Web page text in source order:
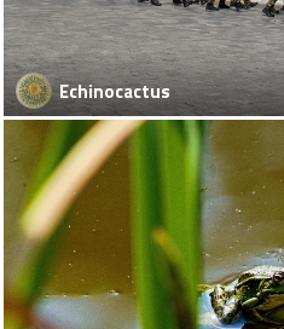
Echinocactus